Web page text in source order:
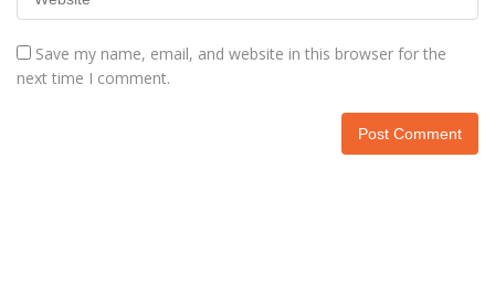
Save my name, email, and website in this browser for the
next time I comment.